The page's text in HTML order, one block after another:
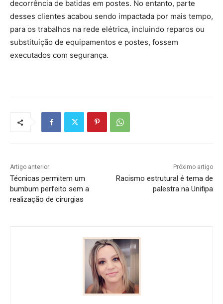
decorrência de batidas em postes. No entanto, parte
desses clientes acabou sendo impactada por mais tempo,
para os trabalhos na rede elétrica, incluindo reparos ou
substituição de equipamentos e postes, fossem
executados com segurança.
Artigo anterior
Técnicas permitem um
bumbum perfeito sem a
realização de cirurgias
Próximo artigo
Racismo estrutural é tema de
palestra na Unifipa